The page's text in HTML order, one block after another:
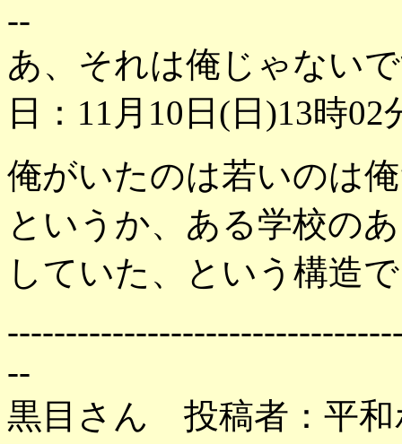
--
あ、それは俺じゃな
日：11月10日(日)13時02
俺がいたのは若いのは
というか、ある学校の
していた、という構造
--
黒目さん 投稿者：平